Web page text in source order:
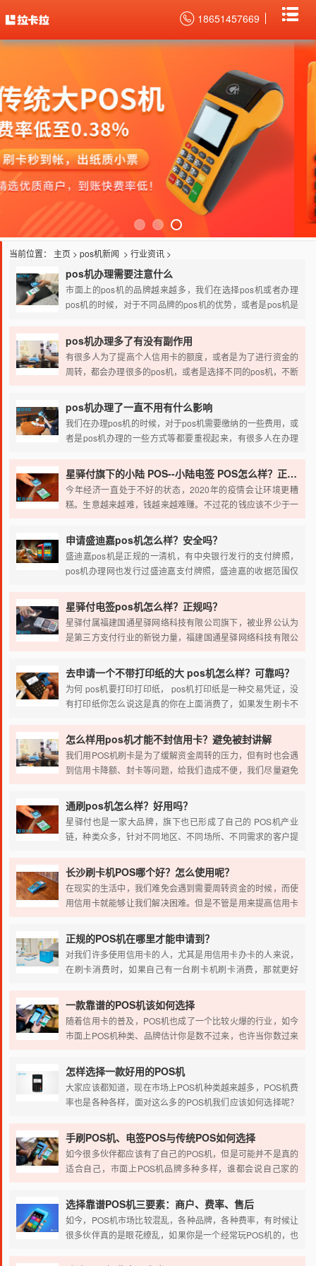
18651457669
当前位置： 主页 > pos机新闻 > 行业资讯 >
pos机办理需要注意什么
市面上的pos机的品牌越来越多，我们在选择pos机或者办理
pos机的时候，对于不同品牌的pos机的优势，或者是pos机是
要注意什么呢？下面我来简单介绍一下。
pos机办理多了有没有副作用
有很多人为了提高个人信用卡的额度，或者是为了进行资金的
周转，都会办理很多的pos机，或者是选择不同的pos机，不断
办理多了，很可能会给自己带来一定的影响，具体的pos机办
理多了有没有副作用呢?下面我来简单介绍一下。
pos机办理了一直不用有什么影响
我们在办理pos机的时候，对于pos机需要缴纳的一些费用，或
者是pos机办理的一些方式等都要重视起来，有很多人在办理
热就会办理pos机，但是在办理完毕之后也一直没有使用。具
体的pos机办理了一直不用有什么影响吗?下面我们来介绍一
下。
星驿付旗下的小陆 POS--小陆电签 POS怎么样？正规吗？
今年经济一直处于不好的状态，2020年的疫情会让环境更糟
糕。生意越来越难，钱越来越难赚。不过花的钱应该不少于一
卡提现。2020年，POS机市场。
申请盛迪嘉pos机怎么样？安全吗？
盛迪嘉pos机是正规的一清机，有中央银行发行的支付牌照，
pos机办理网也发行过盛迪嘉支付牌照，盛迪嘉的收据范围仅
上海、广东、海南、广西5个地区。
星驿付电签pos机怎么样？正规吗？
星驿付属福建国通星驿网络科技有限公司旗下，被业界公认为
是第三方支付行业的新锐力量，福建国通星驿网络科技有限公
务的第三方支付机构，其股东为新大陆数字技术(000997)有限
公司。国家通星驿拥有人民银行颁发的全国性展业《支付业务
许可证》(Z2012235000011)，已与中国银联、中国邮政等多
家大企业集团建立了长期战略合作关系。
去申请一个不带打印纸的大 pos机怎么样？可靠吗？
为何 pos机要打印打印纸， pos机打印纸是一种交易凭证，没
有打印纸你怎么说这是真的你在上面消费了，如果发生刷卡不
来是非常珍贵的。Pos刷卡不仅需要打印纸，而且打印纸上的
小票你要保留超过一年才能使用。
怎么样用pos机才能不封信用卡？避免被封讲解
我们用POS机刷卡是为了缓解资金周转的压力，但有时也会遇
到信用卡降额、封卡等问题，给我们造成不便，我们尽量避免
通刷pos机怎么样？好用吗？
星驿付也是一家大品牌，旗下也已形成了自己的 POS机产业
链，种类众多，针对不同地区、不同场所、不同需求的客户提
商户量身打造的蓝牙POS机，正规一清，365天，每天都有账
单，养卡无忧。
长沙刷卡机POS哪个好？怎么使用呢？
在现实的生活中，我们难免会遇到需要周转资金的时候，而使
用信用卡就能够让我们解决困难。但是不管是用来提高信用卡
这方面不了解的人群，在接触POS机的时候，可能会有一些事
项不太清楚，所以在下面的文章中主要针对于选择哪一个POS
机，以及怎样去使用POS机的问题，为大家进行详细的介绍。
正规的POS机在哪里才能申请到？
对我们许多使用信用卡的人，尤其是用信用卡办卡的人来说，
在刷卡消费时，如果自己有一台刷卡机刷卡消费，那就更好
求了。但对一些刷卡白户来说，想申请银联 POS机却不知如何
下手，所以，下面小编就给大家介绍一下正规 POS机办理在哪
里申请。
一款靠谱的POS机该如何选择
随着信用卡的普及，POS机也成了一个比较火爆的行业，如今
市面上POS机种类、品牌估计你是数不过来，也许当你数过来
就成了小白们的一大问题，那么，选择POS机应该注意哪些问
题呢？
怎样选择一款好用的POS机
大家应该都知道，现在市场上POS机种类越来越多，POS机费
率也是各种各样，面对这么多的POS机我们应该如何选择呢？
手刷POS机、电签POS与传统POS如何选择
如今很多伙伴都应该有了自己的POS机，但是可能并不是真的
适合自己，市面上POS机品牌多种多样，谁都会说自己家的
下市面上主流的POS机。
选择靠谱POS机三要素：商户、费率、售后
如今，POS机市场比较混乱，各种品牌，各种费率，有时候让
很多伙伴真的是眼花缭乱，如果你是一个经常玩POS机的，也